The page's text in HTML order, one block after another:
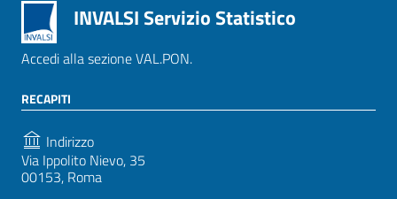
INVALSI Servizio Statistico
Accedi alla sezione VAL.PON.
RECAPITI
Indirizzo
Via Ippolito Nievo, 35
00153, Roma